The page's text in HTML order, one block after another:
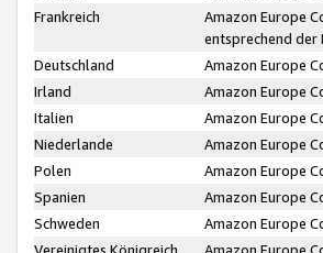
Frankreich
Amazon Europe
entsprechend der
Deutschland
Amazon Europe
Irland
Amazon Europe
Italien
Amazon Europe
Niederlande
Amazon Europe
Polen
Amazon Europe
Spanien
Amazon Europe
Schweden
Amazon Europe